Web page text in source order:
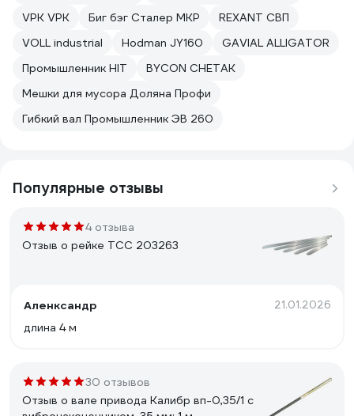
VPK VPK
Биг бэг Сталер МКР
REXANT СВП
VOLL industrial
Hodman JY160
GAVIAL ALLIGATOR
Промышленник HIT
BYCON CHETAK
Мешки для мусора Доляна Профи
Гибкий вал Промышленник ЭВ 260
Популярные отзывы
4 отзыва
Отзыв о рейке ТСС 203263
Аленксандр 21.01.2026
длина 4 м
30 отзывов
Отзыв о вале привода Калибр вп-0,35/1 с